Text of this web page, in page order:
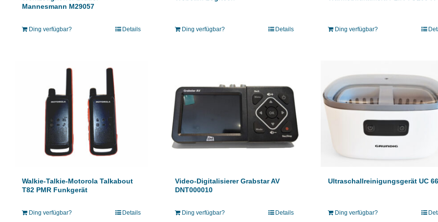
Mannesmann M29057
Ding verfügbar? Details Ding verfügbar? Details Ding verfügbar?
Walkie-Talkie-Motorola Talkabout
T82 PMR Funkgerät
Ding verfügbar? Details
Video-Digitalisierer Grabstar AV
DNT000010
Ding verfügbar? Details
Ultraschallreinigungsgerät UC
Ding verfügbar?